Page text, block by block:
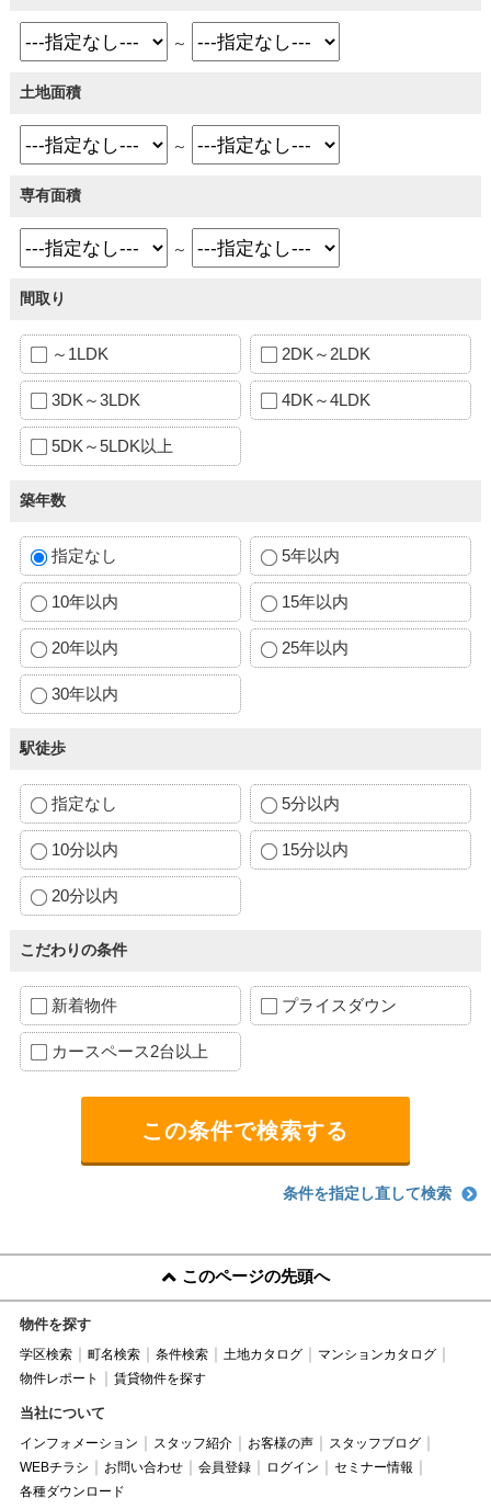
～
土地面積
～
専有面積
～
間取り
～1LDK 2DK～2LDK
3DK～3LDK 4DK～4LDK
5DK～5LDK以上
築年数
指定なし 5年以内
10年以内 15年以内
20年以内 25年以内
30年以内
駅徒歩
指定なし 5分以内
10分以内 15分以内
20分以内
こだわりの条件
新着物件 プライスダウン
カースペース2台以上
条件を指定し直して検索
このページの先頭へ
物件を探す
学区検索 町名検索 条件検索 土地カタログ
マンションカタログ
物件レポート
賃貸物件を探す
当社について
インフォメーション スタッフ紹介 お客様の声
スタッフブログ
WEBチラシ
お問い合わせ 会員登録 ログイン
セミナー情報
各種ダウンロード